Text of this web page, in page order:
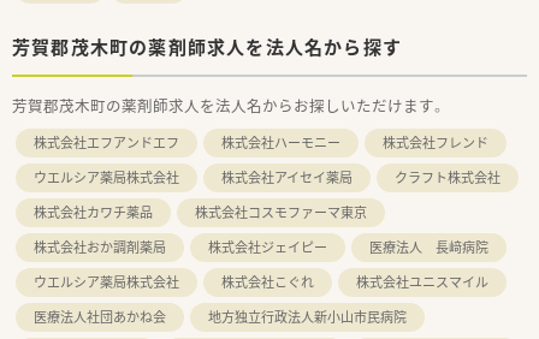
芳賀郡茂木町の薬剤師求人を法人名から探す
芳賀郡茂木町の薬剤師求人を法人名からお探しいただけます。
株式会社エフアンドエフ 株式会社ハーモニー
株式会社フレンド
ウエルシア薬局株式会社
株式会社アイセイ薬局
クラフト株式会社
株式会社カワチ薬品
株式会社コスモファーマ東京
株式会社おか調剤薬局
株式会社ジェイピー
医療法人 長﨑病院
ウエルシア薬局株式会社
株式会社こぐれ
株式会社ユニスマイル
医療法人社団あかね会
地方独立行政法人新小山市民病院